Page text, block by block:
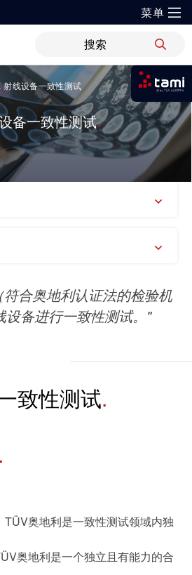
菜单
证书验证 举报平台
案
通
险
身
乐
地产
新
奥地利
奥地利中国
全与环境（HSE）政策
利企业社会责任 (CSR) 报告
射线设备一致性测试
备一致性测试
合奥地利认证法的检验机
设备进行一致性测试。"
致性测试
TÜV奥地利是一致性测试领域内独
奥地利是一个独立且有能力的合
tami
登录tami
奥地利工作机会
AUSTRIA - 您的线上
奖